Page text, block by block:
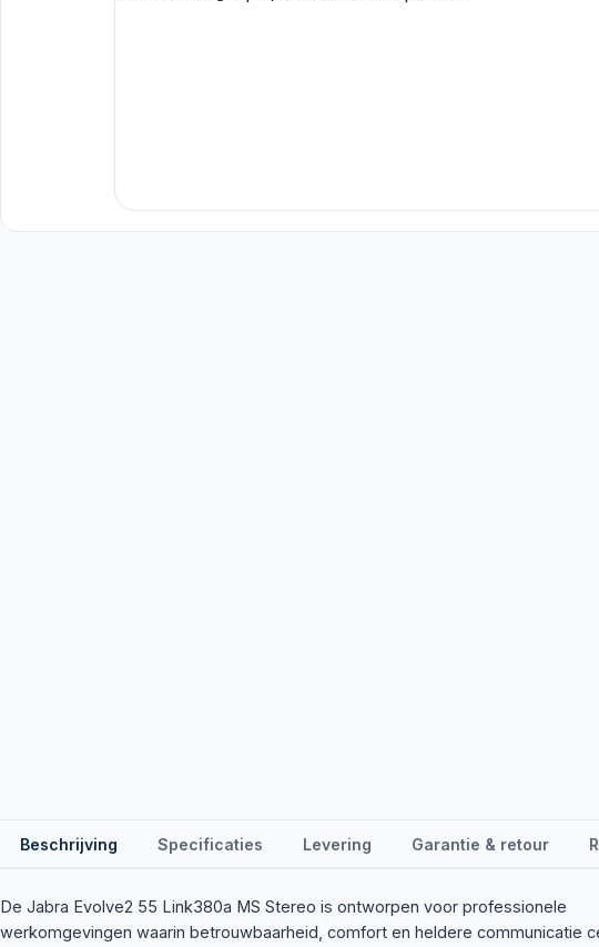
Beschrijving Specificaties Levering Garantie & retour
De Jabra Evolve2 55 Link380a MS Stereo is ontworpen voor professionele
werkomgevingen waarin betrouwbaarheid, comfort en heldere communicatie